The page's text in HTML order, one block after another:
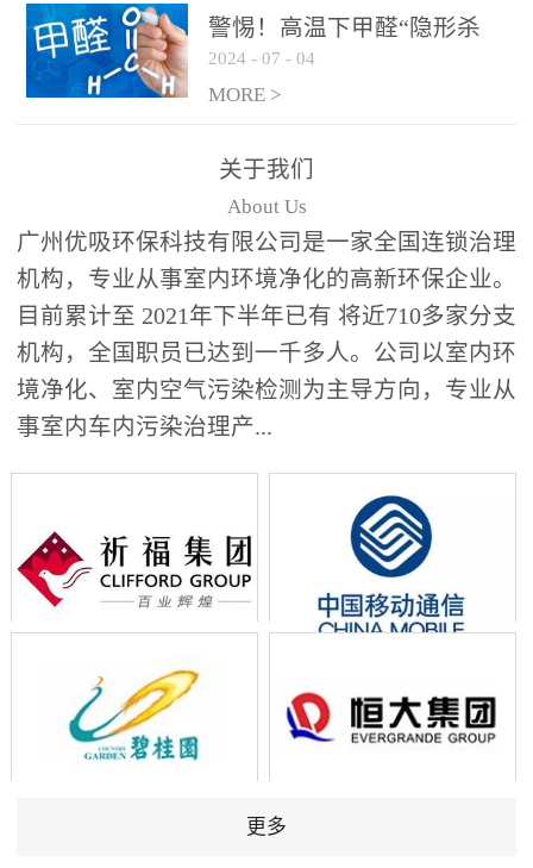
警惕！高温下甲醛“隐形杀
手”来袭，你的家安全吗？
2024 - 07 - 04
MORE >
关于我们
About Us
广州优吸环保科技有限公司是一家全国连锁治理
机构，专业从事室内环境净化的高新环保企业。
目前累计至 2021年下半年已有 将近710多家分支
机构，全国职员已达到一千多人。公司以室内环
境净化、室内空气污染检测为主导方向，专业从
事室内车内污染治理产...
更多